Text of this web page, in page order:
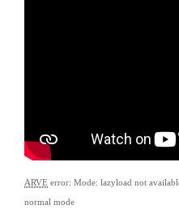
ARVE error: Mode: lazyload not
normal mode